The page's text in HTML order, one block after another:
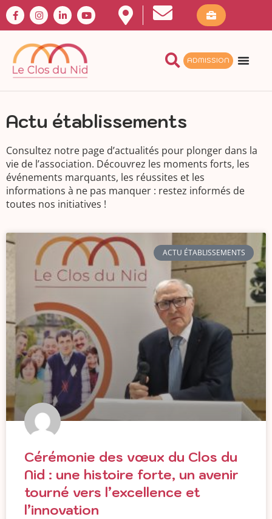
ADMISSION
Actu établissements
Consultez notre page d’actualités pour plonger dans la
vie de l’association. Découvrez les moments forts, les
événements marquants, les réussites et les
informations à ne pas manquer : restez informés de
toutes nos initiatives !
ACTU ÉTABLISSEMENTS
Cérémonie des vœux du Clos du
Nid : une histoire forte, un avenir
tourné vers l’excellence et
l’innovation